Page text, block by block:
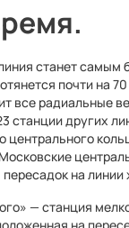
станет самым
почти на
все радиальные
станции других
центрального
на линии
— станция